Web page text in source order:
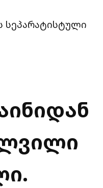
სეპარატისტული